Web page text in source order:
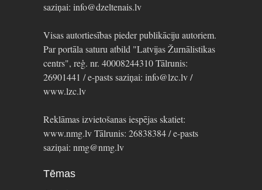
saziņai: info@dzeltenais.lv
Visas autortiesības pieder publikāciju autoriem.
Par portāla saturu atbild "Latvijas Žurnālistikas
centrs", reģ. nr. 40008244310 Tālrunis:
26901441 / e-pasts saziņai: info@lzc.lv /
www.lzc.lv
Reklāmas izvietošanas iespējas skatiet:
www.nmg.lv Tālrunis: 26838384 / e-pasts
saziņai: nmg@nmg.lv
Tēmas